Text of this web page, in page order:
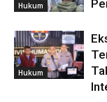
Hukum
Hukum